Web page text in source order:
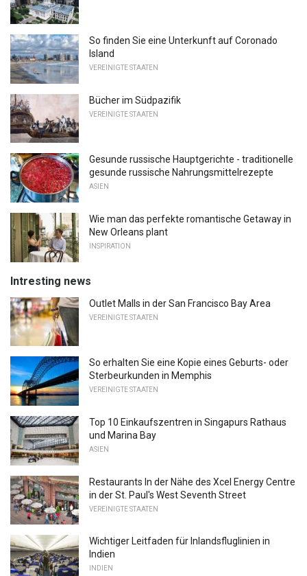
So finden Sie eine Unterkunft auf Coronado
Island
VEREINIGTE STAATEN
Bücher im Südpazifik
VEREINIGTE STAATEN
Gesunde russische Hauptgerichte - traditionelle
gesunde russische Nahrungsmittelrezepte
ASIEN
Wie man das perfekte romantische Getaway in
New Orleans plant
INSPIRATION
Intresting news
Outlet Malls in der San Francisco Bay Area
VEREINIGTE STAATEN
So erhalten Sie eine Kopie eines Geburts- oder
Sterbeurkunden in Memphis
VEREINIGTE STAATEN
Top 10 Einkaufszentren in Singapurs Rathaus
und Marina Bay
ASIEN
Restaurants In der Nähe des Xcel Energy Centre
in der St. Paul's West Seventh Street
VEREINIGTE STAATEN
Wichtiger Leitfaden für Inlandsfluglinien in
Indien
INDIEN